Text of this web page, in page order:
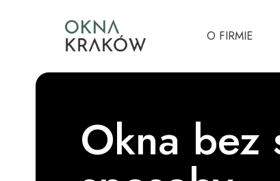
O FIRMIE
Okna bez